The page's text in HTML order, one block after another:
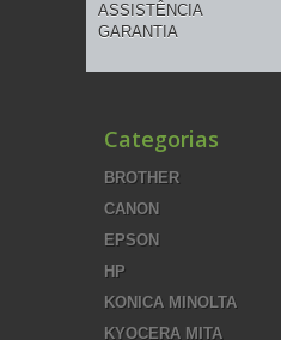
ASSISTÊNCIA
GARANTIA
Categorias
BROTHER
CANON
EPSON
HP
KONICA MINOLTA
KYOCERA MITA